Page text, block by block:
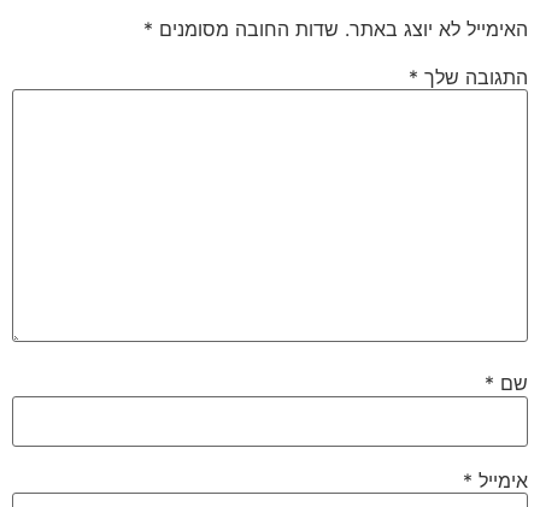
האימייל לא יוצג באתר. שדות החובה מסומנים *
התגובה שלך *
שם *
אימייל *